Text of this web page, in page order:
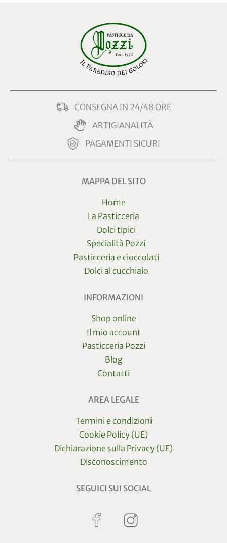
CONSEGNA IN 24/48 ORE
ARTIGIANALITÀ
PAGAMENTI SICURI
MAPPA DEL SITO
Home
La Pasticceria
Dolci tipici
Specialità Pozzi
Pasticceria e cioccolati
Dolci al cucchiaio
INFORMAZIONI
Shop online
Il mio account
Pasticceria Pozzi
Blog
Contatti
AREA LEGALE
Termini e condizioni
Cookie Policy (UE)
Dichiarazione sulla Privacy (UE)
Disconoscimento
SEGUICI SUI SOCIAL